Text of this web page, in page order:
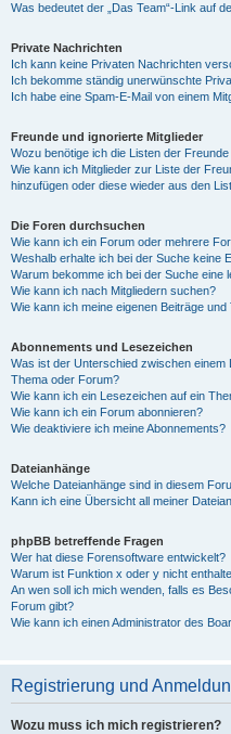
Was bedeutet der „Das Team“-Link auf
Private Nachrichten
Ich kann keine Privaten Nachrichten
Ich bekomme ständig unerwünschte
Ich habe eine Spam-E-Mail von einem
Freunde und ignorierte Mitglieder
Wozu benötige ich die Listen der
Wie kann ich Mitglieder zur Liste der
hinzufügen oder diese wieder aus den
Die Foren durchsuchen
Wie kann ich ein Forum oder mehrere
Weshalb erhalte ich bei der Suche keine
Warum bekomme ich bei der Suche eine
Wie kann ich nach Mitgliedern suchen?
Wie kann ich meine eigenen Beiträge und
Abonnements und Lesezeichen
Was ist der Unterschied zwischen einem
Thema oder Forum?
Wie kann ich ein Lesezeichen auf ein
Wie kann ich ein Forum abonnieren?
Wie deaktiviere ich meine Abonnements?
Dateianhänge
Welche Dateianhänge sind in diesem
Kann ich eine Übersicht all meiner
phpBB betreffende Fragen
Wer hat diese Forensoftware entwickelt?
Warum ist Funktion x oder y nicht
An wen soll ich mich wenden, falls es
Forum gibt?
Wie kann ich einen Administrator des
Registrierung und
Wozu muss ich mich registrieren?